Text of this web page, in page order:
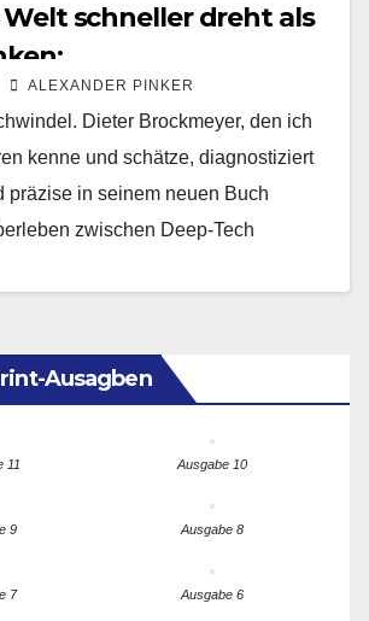
schneller dreht als
ALEXANDER PINKER
Dieter Brockmeyer, den ich
kenne und schätze, diagnostiziert
präzise in seinem neuen Buch
zwischen Deep-Tech
Ausagben
11 Ausgabe 10
9 Ausgabe 8
7 Ausgabe 6